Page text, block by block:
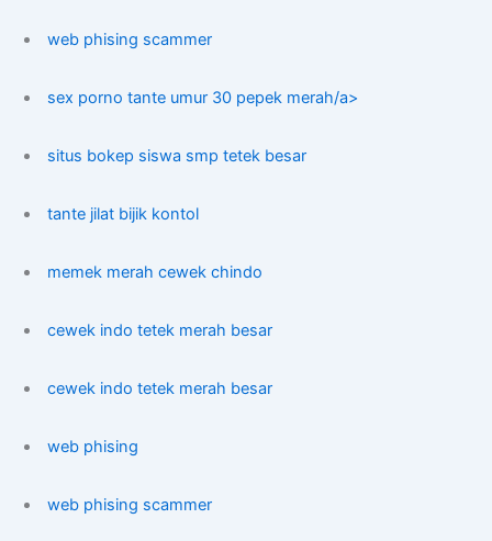
web phising scammer
sex porno tante umur 30 pepek merah/a>
situs bokep siswa smp tetek besar
tante jilat bijik kontol
memek merah cewek chindo
cewek indo tetek merah besar
cewek indo tetek merah besar
web phising
web phising scammer